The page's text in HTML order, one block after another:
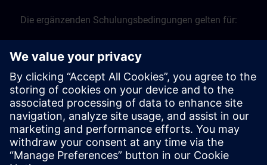
Die ergänzenden Schulungsbedingungen gelten für:
vor Ort
Live-Online-Schulungen per Fernzugriff
Workshop-Schulungen.
Finden Sie hier die ergänzenden
Schulungsbedingungen >